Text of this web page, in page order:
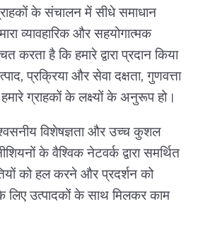
के संचालन में सीधे समाधान
व्यावहारिक और सहयोगात्मक
करता है कि हमारे द्वारा प्रदान किया
प्रक्रिया और सेवा दक्षता, गुणवत्ता
ग्राहकों के लक्ष्यों के अनुरूप हो।
विशेषज्ञता और उच्च कुशल
के वैश्विक नेटवर्क द्वारा समर्थित
को हल करने और प्रदर्शन को
लिए उत्पादकों के साथ मिलकर काम